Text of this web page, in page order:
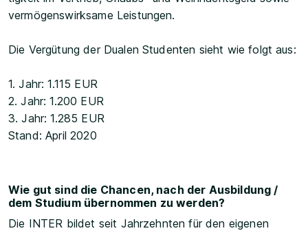
vermögenswirksame Leistungen.
Die Vergütung der Dualen Studenten sieht wie folgt aus:
1. Jahr: 1.115 EUR
2. Jahr: 1.200 EUR
3. Jahr: 1.285 EUR
Stand: April 2020
Wie gut sind die Chancen, nach der Ausbildung /
dem Studium übernommen zu werden?
Die INTER bildet seit Jahrzehnten für den eigenen